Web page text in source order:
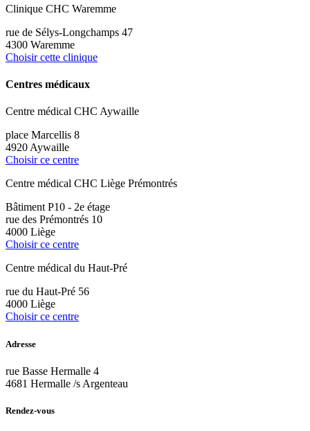
Clinique CHC Waremme
rue de Sélys-Longchamps 47
4300 Waremme
Choisir cette clinique
Centres médicaux
Centre médical CHC Aywaille
place Marcellis 8
4920 Aywaille
Choisir ce centre
Centre médical CHC Liège Prémontrés
Bâtiment P10 - 2e étage
rue des Prémontrés 10
4000 Liège
Choisir ce centre
Centre médical du Haut-Pré
rue du Haut-Pré 56
4000 Liège
Choisir ce centre
Adresse
rue Basse Hermalle 4
4681 Hermalle /s Argenteau
Rendez-vous